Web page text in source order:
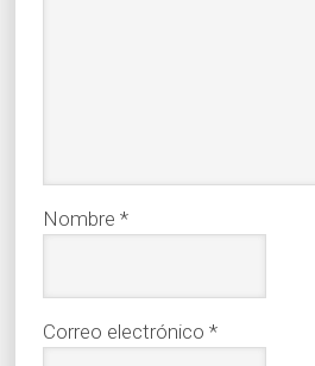
Nombre *
Correo electrónico *